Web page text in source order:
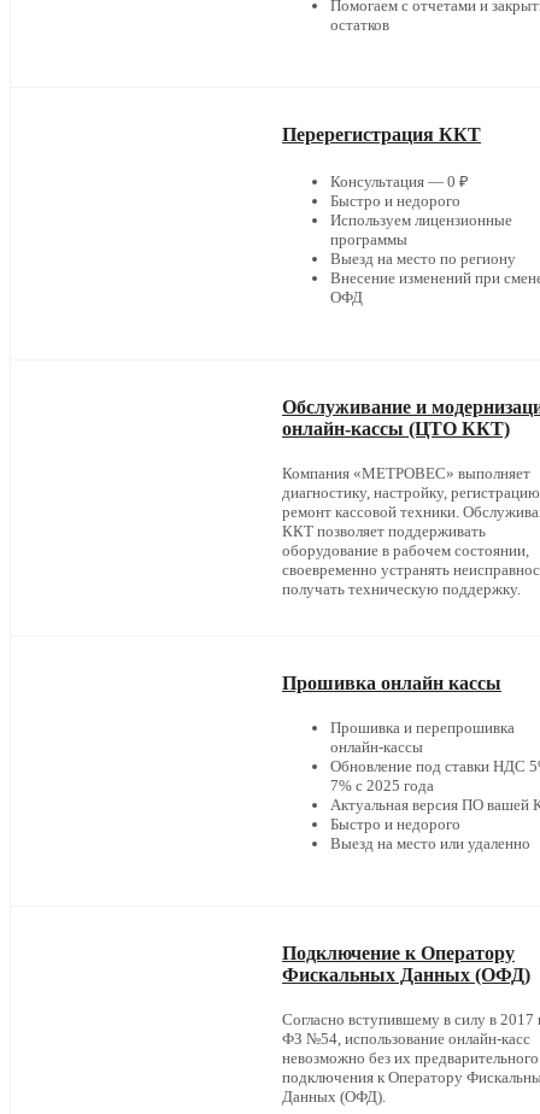
Помогаем с отчетами и
остатков
Перерегистрация ККТ
Консультация — 0 ₽
Быстро и недорого
Используем лицензионные
программы
Выезд на место по региону
Внесение изменений при
ОФД
Обслуживание и
онлайн-кассы (ЦТО ККТ)
Компания «МЕТРОВЕС» выполняет
диагностику, настройку,
ремонт кассовой техники.
ККТ позволяет поддерживать
оборудование в рабочем состоянии,
своевременно устранять
получать техническую поддержку.
Прошивка онлайн кассы
Прошивка и перепрошивка
онлайн-кассы
Обновление под ставки НДС
7% с 2025 года
Актуальная версия ПО вашей
Быстро и недорого
Выезд на место или удаленно
Подключение к Оператору
Фискальных Данных (ОФД)
Согласно вступившему в силу в 2017
ФЗ №54, использование онлайн-касс
невозможно без их предварительного
подключения к Оператору
Данных (ОФД).